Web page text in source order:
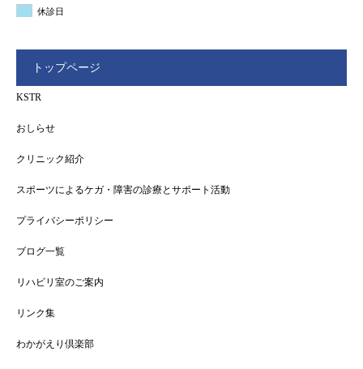
休診日
トップページ
KSTR
おしらせ
クリニック紹介
スポーツによるケガ・障害の診療とサポート活動
プライバシーポリシー
ブログ一覧
リハビリ室のご案内
リンク集
わかがえり倶楽部